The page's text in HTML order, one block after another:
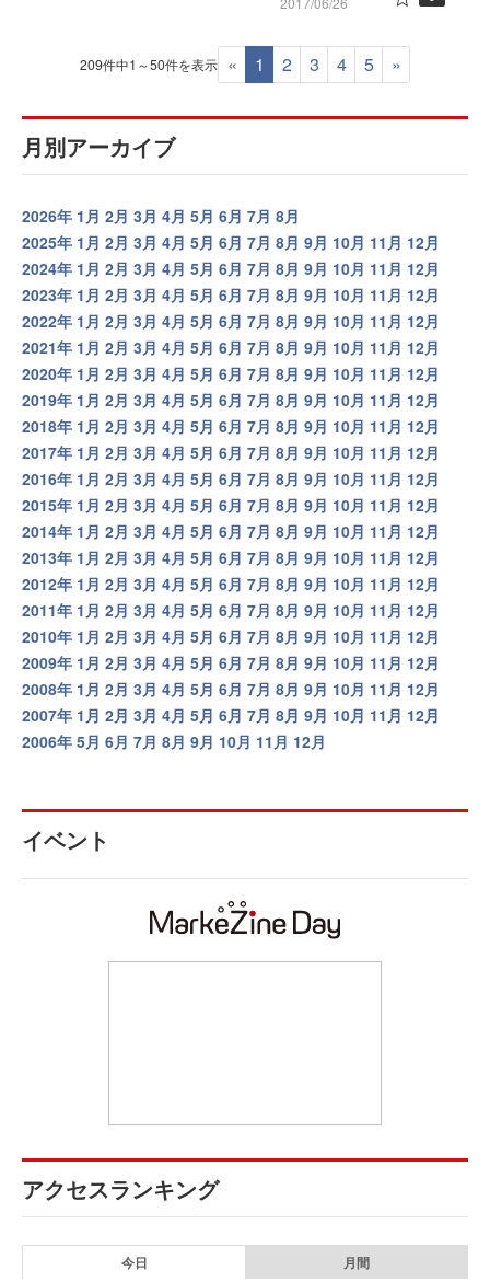
209件中1～50件を表示 « 1 2 3 4 5 »
月別アーカイブ
2026年 1月 2月 3月 4月 5月 6月 7月 8月
2025年 1月 2月 3月 4月 5月 6月 7月 8月 9月 10月 11月 12月
2024年 1月 2月 3月 4月 5月 6月 7月 8月 9月 10月 11月 12月
2023年 1月 2月 3月 4月 5月 6月 7月 8月 9月 10月 11月 12月
2022年 1月 2月 3月 4月 5月 6月 7月 8月 9月 10月 11月 12月
2021年 1月 2月 3月 4月 5月 6月 7月 8月 9月 10月 11月 12月
2020年 1月 2月 3月 4月 5月 6月 7月 8月 9月 10月 11月 12月
2019年 1月 2月 3月 4月 5月 6月 7月 8月 9月 10月 11月 12月
2018年 1月 2月 3月 4月 5月 6月 7月 8月 9月 10月 11月 12月
2017年 1月 2月 3月 4月 5月 6月 7月 8月 9月 10月 11月 12月
2016年 1月 2月 3月 4月 5月 6月 7月 8月 9月 10月 11月 12月
2015年 1月 2月 3月 4月 5月 6月 7月 8月 9月 10月 11月 12月
2014年 1月 2月 3月 4月 5月 6月 7月 8月 9月 10月 11月 12月
2013年 1月 2月 3月 4月 5月 6月 7月 8月 9月 10月 11月 12月
2012年 1月 2月 3月 4月 5月 6月 7月 8月 9月 10月 11月 12月
2011年 1月 2月 3月 4月 5月 6月 7月 8月 9月 10月 11月 12月
2010年 1月 2月 3月 4月 5月 6月 7月 8月 9月 10月 11月 12月
2009年 1月 2月 3月 4月 5月 6月 7月 8月 9月 10月 11月 12月
2008年 1月 2月 3月 4月 5月 6月 7月 8月 9月 10月 11月 12月
2007年 1月 2月 3月 4月 5月 6月 7月 8月 9月 10月 11月 12月
2006年 5月 6月 7月 8月 9月 10月 11月 12月
イベント
アクセスランキング
今日 月間